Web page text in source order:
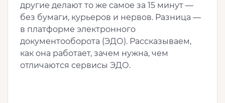
другие делают то же самое за 15 минут —
без бумаги, курьеров и нервов. Разница —
в платформе электронного
документооборота (ЭДО). Рассказываем,
как она работает, зачем нужна, чем
отличаются сервисы ЭДО.